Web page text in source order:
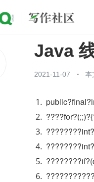
Java 开源
Java
2021-11-07 本